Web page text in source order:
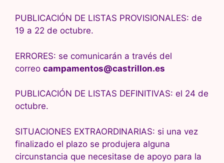
PUBLICACIÓN DE LISTAS PROVISIONALES: de
19 a 22 de octubre.
ERRORES: se comunicarán a través del
correo campamentos@castrillon.es
PUBLICACIÓN DE LISTAS DEFINITIVAS: el 24 de
octubre.
SITUACIONES EXTRAORDINARIAS: si una vez
finalizado el plazo se produjera alguna
circunstancia que necesitase de apoyo para la